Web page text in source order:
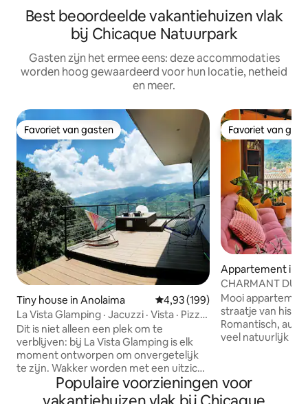
Best beoordeelde vakantiehuizen vlak
bij Chicaque Natuurpark
Gasten zijn het ermee eens: deze accommodaties
worden hoog gewaardeerd voor hun locatie, netheid
en meer.
Favoriet van gasten
Favoriet van gasten
Tiny house in Anolaima Gemiddelde beoordeling van
4,93 (199)
La Vista Glamping · Jacuzzi · Vista · Pizza-
pakket
Dit is niet alleen een plek om te
verblijven: bij La Vista Glamping is elk
moment ontworpen om onvergetelijk
te zijn. Wakker worden met een uitzicht
op de bergen dat geen enkele foto kan
vastleggen. Geniet van het eigen
Favoriet van
Favoriet van
Appartement in
CHARMANT
STRAAT MET
Mooi
straatje van
Romantisch,
veel natuurlijk
van het
verdieping is de
Populaire voorzieningen voor